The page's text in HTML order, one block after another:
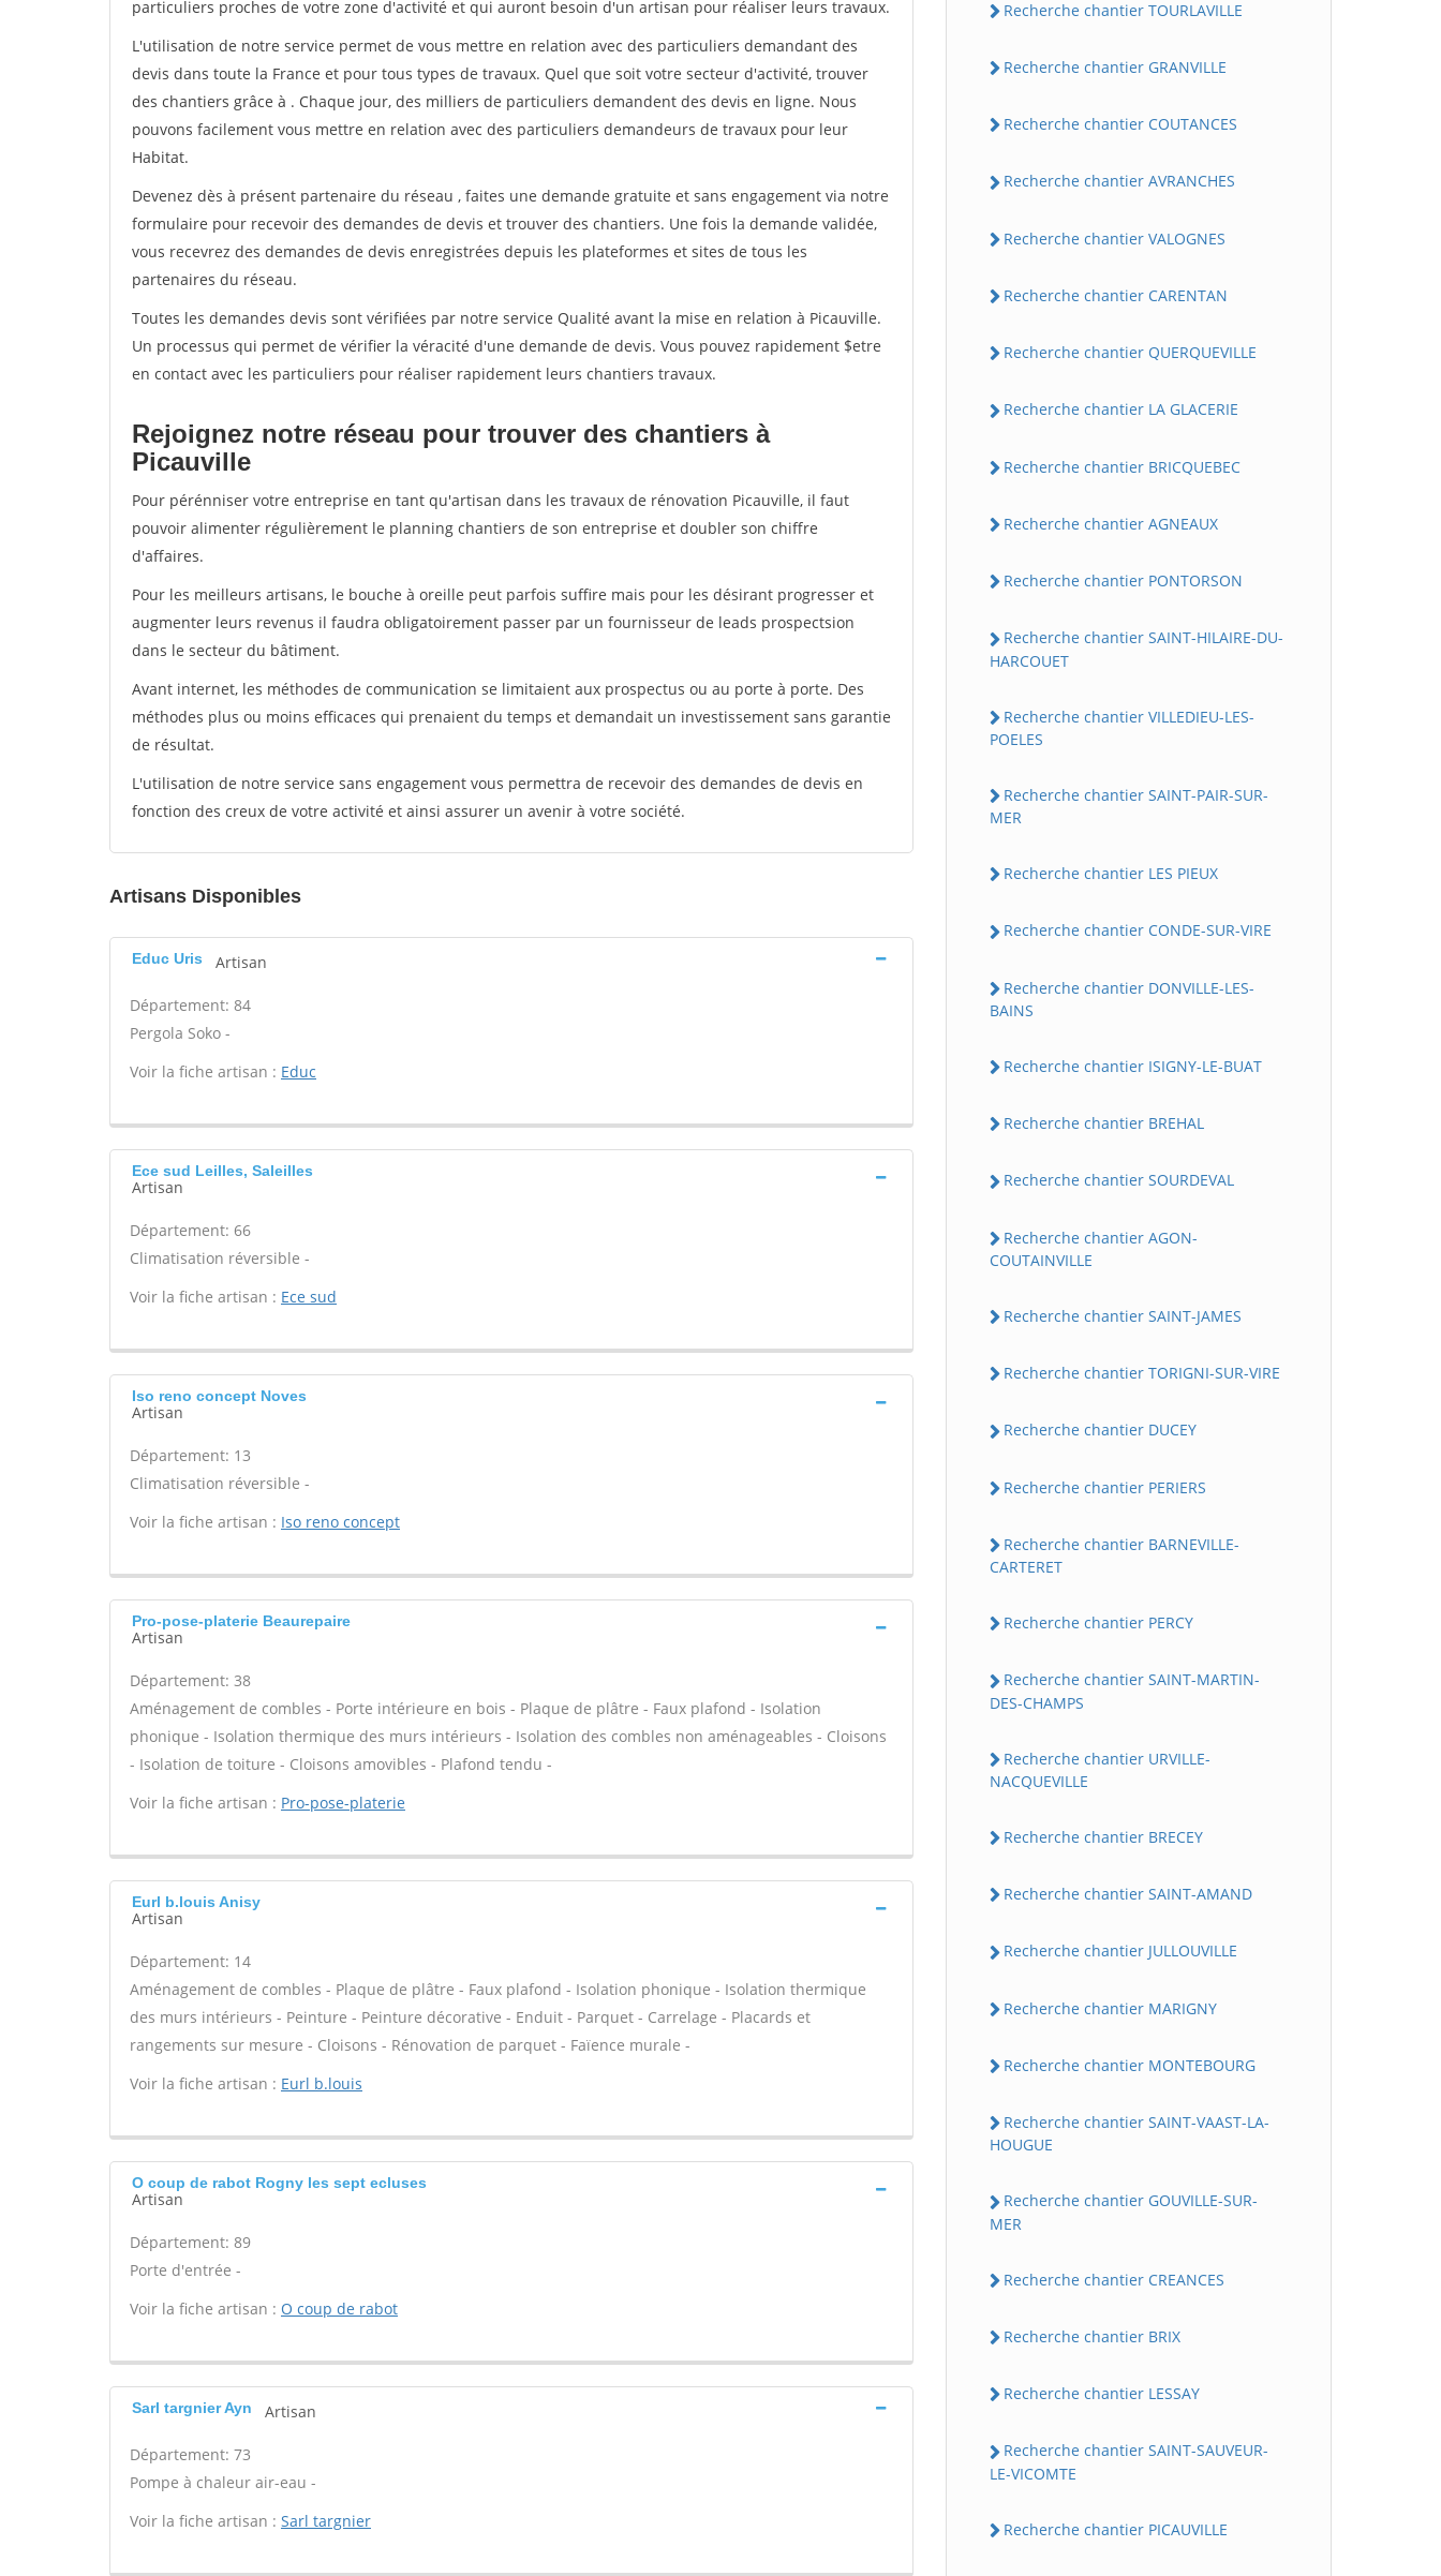
particuliers proches de votre zone d'activité et qui auront besoin d'un artisan pour réaliser leurs travaux.
L'utilisation de notre service permet de vous mettre en relation avec des particuliers demandant des
devis dans toute la France et pour tous types de travaux. Quel que soit votre secteur d'activité, trouver
des chantiers grâce à . Chaque jour, des milliers de particuliers demandent des devis en ligne. Nous
pouvons facilement vous mettre en relation avec des particuliers demandeurs de travaux pour leur
Habitat.
Devenez dès à présent partenaire du réseau , faites une demande gratuite et sans engagement via notre
formulaire pour recevoir des demandes de devis et trouver des chantiers. Une fois la demande validée,
vous recevrez des demandes de devis enregistrées depuis les plateformes et sites de tous les
partenaires du réseau.
Toutes les demandes devis sont vérifiées par notre service Qualité avant la mise en relation à Picauville.
Un processus qui permet de vérifier la véracité d'une demande de devis. Vous pouvez rapidement $etre
en contact avec les particuliers pour réaliser rapidement leurs chantiers travaux.
Rejoignez notre réseau pour trouver des chantiers à
Picauville
Pour pérénniser votre entreprise en tant qu'artisan dans les travaux de rénovation Picauville, il faut
pouvoir alimenter régulièrement le planning chantiers de son entreprise et doubler son chiffre
d'affaires.
Pour les meilleurs artisans, le bouche à oreille peut parfois suffire mais pour les désirant progresser et
augmenter leurs revenus il faudra obligatoirement passer par un fournisseur de leads prospectsion
dans le secteur du bâtiment.
Avant internet, les méthodes de communication se limitaient aux prospectus ou au porte à porte. Des
méthodes plus ou moins efficaces qui prenaient du temps et demandait un investissement sans garantie
de résultat.
L'utilisation de notre service sans engagement vous permettra de recevoir des demandes de devis en
fonction des creux de votre activité et ainsi assurer un avenir à votre société.
Artisans Disponibles
Educ Uris Artisan
Département: 84
Pergola Soko -
Voir la fiche artisan : Educ
Ece sud Leilles, Saleilles
Artisan
Département: 66
Climatisation réversible -
Voir la fiche artisan : Ece sud
Iso reno concept Noves
Artisan
Département: 13
Climatisation réversible -
Voir la fiche artisan : Iso reno concept
Pro-pose-platerie Beaurepaire
Artisan
Département: 38
Aménagement de combles - Porte intérieure en bois - Plaque de plâtre - Faux plafond - Isolation
phonique - Isolation thermique des murs intérieurs - Isolation des combles non aménageables - Cloisons
- Isolation de toiture - Cloisons amovibles - Plafond tendu -
Voir la fiche artisan : Pro-pose-platerie
Eurl b.louis Anisy
Artisan
Département: 14
Aménagement de combles - Plaque de plâtre - Faux plafond - Isolation phonique - Isolation thermique
des murs intérieurs - Peinture - Peinture décorative - Enduit - Parquet - Carrelage - Placards et
rangements sur mesure - Cloisons - Rénovation de parquet - Faïence murale -
Voir la fiche artisan : Eurl b.louis
O coup de rabot Rogny les sept ecluses
Artisan
Département: 89
Porte d'entrée -
Voir la fiche artisan : O coup de rabot
Sarl targnier Ayn Artisan
Département: 73
Pompe à chaleur air-eau -
Voir la fiche artisan : Sarl targnier
Recherche chantier TOURLAVILLE
Recherche chantier GRANVILLE
Recherche chantier COUTANCES
Recherche chantier AVRANCHES
Recherche chantier VALOGNES
Recherche chantier CARENTAN
Recherche chantier QUERQUEVILLE
Recherche chantier LA GLACERIE
Recherche chantier BRICQUEBEC
Recherche chantier AGNEAUX
Recherche chantier PONTORSON
Recherche chantier SAINT-HILAIRE-DU-
HARCOUET
Recherche chantier VILLEDIEU-LES-
POELES
Recherche chantier SAINT-PAIR-SUR-
MER
Recherche chantier LES PIEUX
Recherche chantier CONDE-SUR-VIRE
Recherche chantier DONVILLE-LES-
BAINS
Recherche chantier ISIGNY-LE-BUAT
Recherche chantier BREHAL
Recherche chantier SOURDEVAL
Recherche chantier AGON-
COUTAINVILLE
Recherche chantier SAINT-JAMES
Recherche chantier TORIGNI-SUR-VIRE
Recherche chantier DUCEY
Recherche chantier PERIERS
Recherche chantier BARNEVILLE-
CARTERET
Recherche chantier PERCY
Recherche chantier SAINT-MARTIN-
DES-CHAMPS
Recherche chantier URVILLE-
NACQUEVILLE
Recherche chantier BRECEY
Recherche chantier SAINT-AMAND
Recherche chantier JULLOUVILLE
Recherche chantier MARIGNY
Recherche chantier MONTEBOURG
Recherche chantier SAINT-VAAST-LA-
HOUGUE
Recherche chantier GOUVILLE-SUR-
MER
Recherche chantier CREANCES
Recherche chantier BRIX
Recherche chantier LESSAY
Recherche chantier SAINT-SAUVEUR-
LE-VICOMTE
Recherche chantier PICAUVILLE